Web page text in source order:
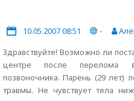
10.05.2007 08:51 -
Здравствуйте! Возможно ли
центре после перелома
позвоночника. Парень (29 лет)
травмы. Не чувствует тела